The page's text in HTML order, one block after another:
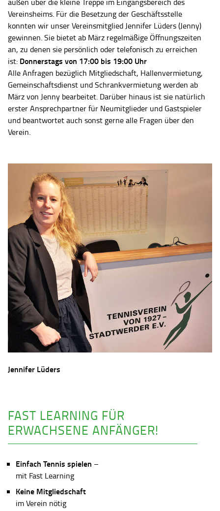
außen über die kleine Treppe im Eingangsbereich des
Vereinsheims. Für die Besetzung der Geschäftsstelle
konnten wir unser Vereinsmitglied Jennifer Lüders (Jenny)
gewinnen. Sie bietet ab März regelmäßige Öffnungszeiten
an, zu denen sie persönlich oder telefonisch zu erreichen
ist: Donnerstags von 17:00 bis 19:00 Uhr
Alle Anfragen bezüglich Mitgliedschaft, Hallenvermietung,
Gemeinschaftsdienst und Schrankvermietung werden ab
März von Jenny bearbeitet. Darüber hinaus ist sie natürlich
erster Ansprechpartner für Neumitglieder und Gastspieler
und beantwortet auch sonst gerne alle Fragen über den
Verein.
Jennifer Lüders
FAST LEARNING FÜR
ERWACHSENE ANFÄNGER!
Einfach Tennis spielen –
mit Fast Learning
Keine Mitgliedschaft
im Verein nötig